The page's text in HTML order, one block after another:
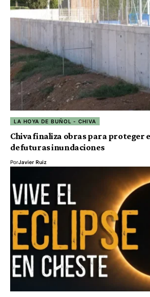
LA HOYA DE BUÑOL - CHIVA
Chiva finaliza obras para proteger
de futuras inundaciones
PorJavier Ruiz